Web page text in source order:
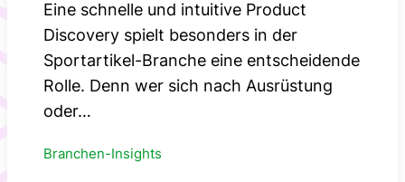
Eine schnelle und intuitive Product
Discovery spielt besonders in der
Sportartikel-Branche eine entscheidende
Rolle. Denn wer sich nach Ausrüstung
oder…
Branchen-Insights